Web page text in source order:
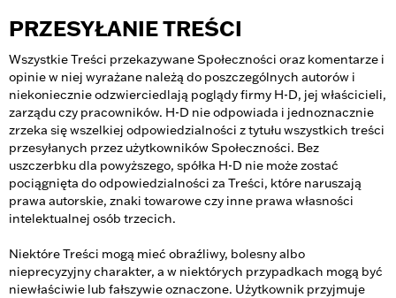
PRZESYŁANIE TREŚCI
Wszystkie Treści przekazywane Społeczności oraz komentarze i
opinie w niej wyrażane należą do poszczególnych autorów i
niekoniecznie odzwierciedlają poglądy firmy H-D, jej właścicieli,
zarządu czy pracowników. H-D nie odpowiada i jednoznacznie
zrzeka się wszelkiej odpowiedzialności z tytułu wszystkich treści
przesyłanych przez użytkowników Społeczności. Bez
uszczerbku dla powyższego, spółka H-D nie może zostać
pociągnięta do odpowiedzialności za Treści, które naruszają
prawa autorskie, znaki towarowe czy inne prawa własności
intelektualnej osób trzecich.
Niektóre Treści mogą mieć obraźliwy, bolesny albo
nieprecyzyjny charakter, a w niektórych przypadkach mogą być
niewłaściwie lub fałszywie oznaczone. Użytkownik przyjmuje